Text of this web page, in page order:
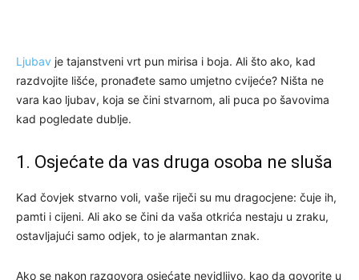
Ljubav je tajanstveni vrt pun mirisa i boja. Ali što ako, kad
razdvojite lišće, pronađete samo umjetno cvijeće? Ništa ne
vara kao ljubav, koja se čini stvarnom, ali puca po šavovima
kad pogledate dublje.
1. Osjećate da vas druga osoba ne sluša
Kad čovjek stvarno voli, vaše riječi su mu dragocjene: čuje ih,
pamti i cijeni. Ali ako se čini da vaša otkrića nestaju u zraku,
ostavljajući samo odjek, to je alarmantan znak.
Ako se nakon razgovora osjećate nevidljivo, kao da govorite u